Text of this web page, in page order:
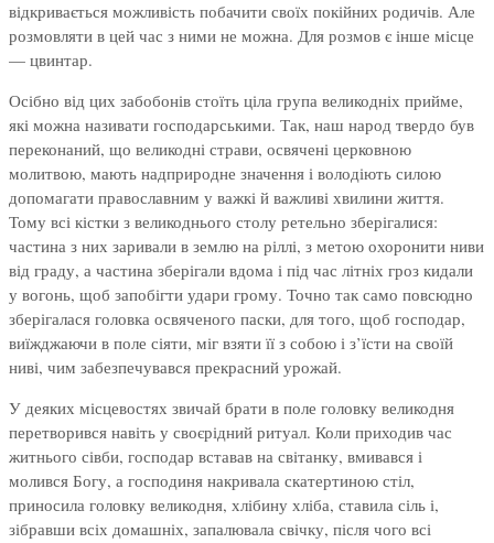
відкривається можливість побачити своїх покійних родичів. Але
розмовляти в цей час з ними не можна. Для розмов є інше місце
— цвинтар.
Осібно від цих забобонів стоїть ціла група великодніх прийме,
які можна називати господарськими. Так, наш народ твердо був
переконаний, що великодні страви, освячені церковною
молитвою, мають надприродне значення і володіють силою
допомагати православним у важкі й важливі хвилини життя.
Тому всі кістки з великоднього столу ретельно зберігалися:
частина з них заривали в землю на ріллі, з метою охоронити ниви
від граду, а частина зберігали вдома і під час літніх гроз кидали
у вогонь, щоб запобігти удари грому. Точно так само повсюдно
зберігалася головка освяченого паски, для того, щоб господар,
виїжджаючи в поле сіяти, міг взяти її з собою і з’їсти на своїй
ниві, чим забезпечувався прекрасний урожай.
У деяких місцевостях звичай брати в поле головку великодня
перетворився навіть у своєрідний ритуал. Коли приходив час
житнього сівби, господар вставав на світанку, вмивався і
молився Богу, а господиня накривала скатертиною стіл,
приносила головку великодня, хлібину хліба, ставила сіль і,
зібравши всіх домашніх, запалювала свічку, після чого всі